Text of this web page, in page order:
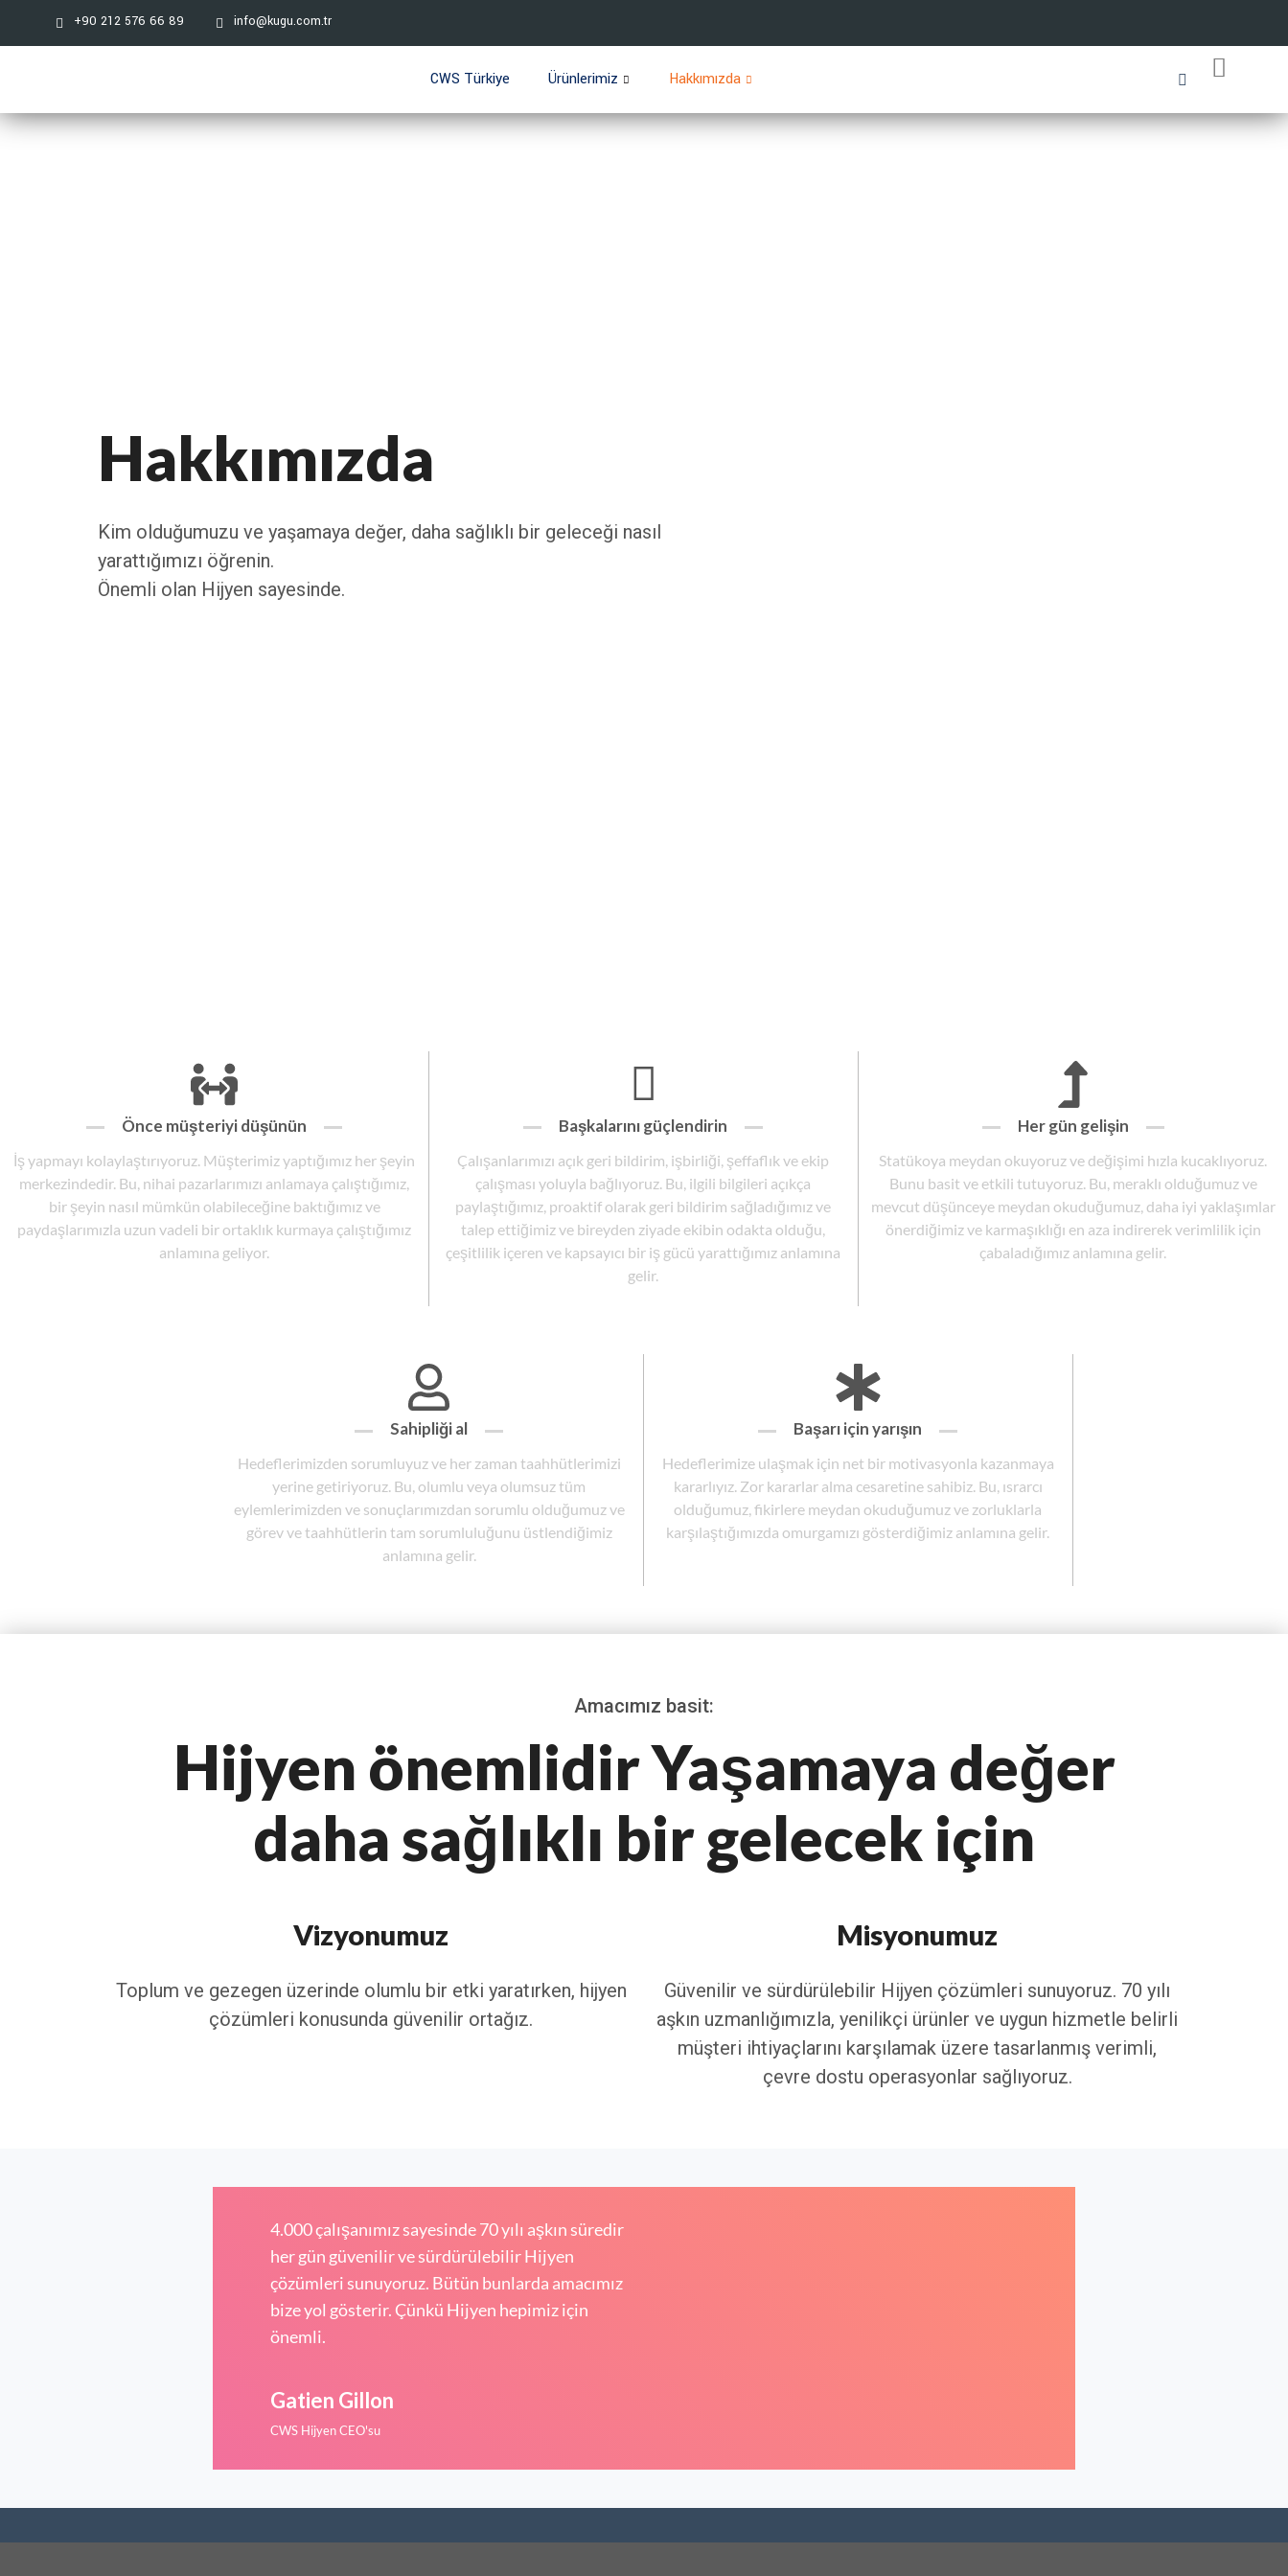
+90 212 576 66 89 info@kugu.com.tr
CWS Türkiye Ürünlerimiz Hakkımızda
Hakkımızda
Kim olduğumuzu ve yaşamaya değer, daha sağlıklı bir geleceği nasıl
yarattığımızı öğrenin.
Önemli olan Hijyen sayesinde.
Önce müşteriyi düşünün
İş yapmayı kolaylaştırıyoruz. Müşterimiz yaptığımız her şeyin
merkezindedir. Bu, nihai pazarlarımızı anlamaya çalıştığımız,
bir şeyin nasıl mümkün olabileceğine baktığımız ve
paydaşlarımızla uzun vadeli bir ortaklık kurmaya çalıştığımız
anlamına geliyor.
Başkalarını güçlendirin
Çalışanlarımızı açık geri bildirim, işbirliği, şeffaflık ve ekip
çalışması yoluyla bağlıyoruz. Bu, ilgili bilgileri açıkça
paylaştığımız, proaktif olarak geri bildirim sağladığımız ve
talep ettiğimiz ve bireyden ziyade ekibin odakta olduğu,
çeşitlilik içeren ve kapsayıcı bir iş gücü yarattığımız anlamına
gelir.
Her gün gelişin
Statükoya meydan okuyoruz ve değişimi hızla kucaklıyoruz.
Bunu basit ve etkili tutuyoruz. Bu, meraklı olduğumuz ve
mevcut düşünceye meydan okuduğumuz, daha iyi yaklaşımlar
önerdiğimiz ve karmaşıklığı en aza indirerek verimlilik için
çabaladığımız anlamına gelir.
Sahipliği al
Hedeflerimizden sorumluyuz ve her zaman taahhütlerimizi
yerine getiriyoruz. Bu, olumlu veya olumsuz tüm
eylemlerimizden ve sonuçlarımızdan sorumlu olduğumuz ve
görev ve taahhütlerin tam sorumluluğunu üstlendiğimiz
anlamına gelir.
Başarı için yarışın
Hedeflerimize ulaşmak için net bir motivasyonla kazanmaya
kararlıyız. Zor kararlar alma cesaretine sahibiz. Bu, ısrarcı
olduğumuz, fikirlere meydan okuduğumuz ve zorluklarla
karşılaştığımızda omurgamızı gösterdiğimiz anlamına gelir.
Amacımız basit:
Hijyen önemlidir Yaşamaya değer
daha sağlıklı bir gelecek için
Vizyonumuz
Toplum ve gezegen üzerinde olumlu bir etki yaratırken, hijyen
çözümleri konusunda güvenilir ortağız.
Misyonumuz
Güvenilir ve sürdürülebilir Hijyen çözümleri sunuyoruz. 70 yılı
aşkın uzmanlığımızla, yenilikçi ürünler ve uygun hizmetle belirli
müşteri ihtiyaçlarını karşılamak üzere tasarlanmış verimli,
çevre dostu operasyonlar sağlıyoruz.
4.000 çalışanımız sayesinde 70 yılı aşkın süredir
her gün güvenilir ve sürdürülebilir Hijyen
çözümleri sunuyoruz. Bütün bunlarda amacımız
bize yol gösterir. Çünkü Hijyen hepimiz için
önemli.
Gatien Gillon
CWS Hijyen CEO'su